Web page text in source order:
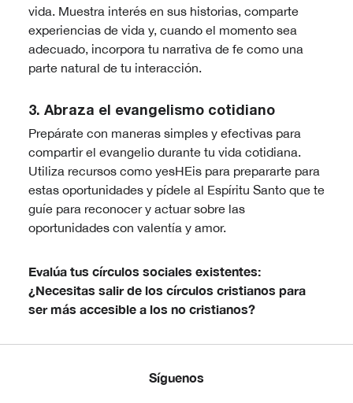
vida. Muestra interés en sus historias, comparte
experiencias de vida y, cuando el momento sea
adecuado, incorpora tu narrativa de fe como una
parte natural de tu interacción.
3. Abraza el evangelismo cotidiano
Prepárate con maneras simples y efectivas para
compartir el evangelio durante tu vida cotidiana.
Utiliza recursos como yesHEis para prepararte para
estas oportunidades y pídele al Espíritu Santo que te
guíe para reconocer y actuar sobre las
oportunidades con valentía y amor.
Evalúa tus círculos sociales existentes:
¿Necesitas salir de los círculos cristianos para
ser más accesible a los no cristianos?
Síguenos